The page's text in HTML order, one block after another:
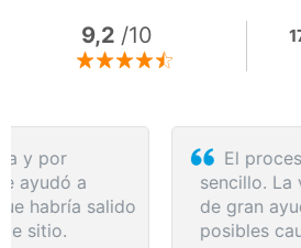
9,2 /10
El proceso de reserva fue
sencillo. La videollamada
de gran ayuda: me explicó
posibles causas de mi